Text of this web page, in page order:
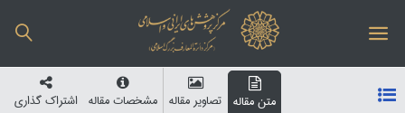
متن مقاله تصاویر مقاله مشخصات مقاله اشتراک گذاری